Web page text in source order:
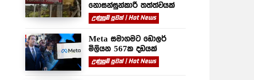
නොසන්සුන්කාරී තත්ත්වයක්
උණුසුම් පුවත් | Hot News
Meta සමාගමට ඩොලර්
මිලියන 567ක දඩයක්
උණුසුම් පුවත් | Hot News